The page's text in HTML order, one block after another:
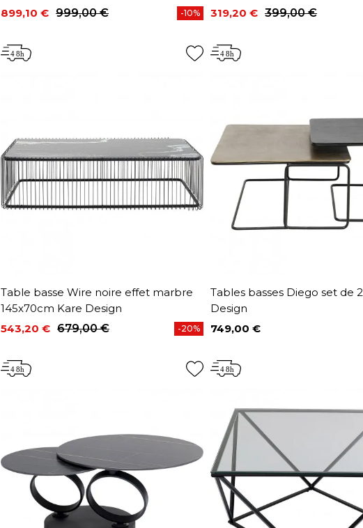
Prix
899,10 €
Prix de base999,00 € -10%
Prix
319,20 €
Prix de base399,00 €
Table basse Wire noire effet marbre
145x70cm Kare Design
Prix
543,20 €
Prix de base679,00 € -20%
Tables basses Diego set de
Design
Prix
749,00 €